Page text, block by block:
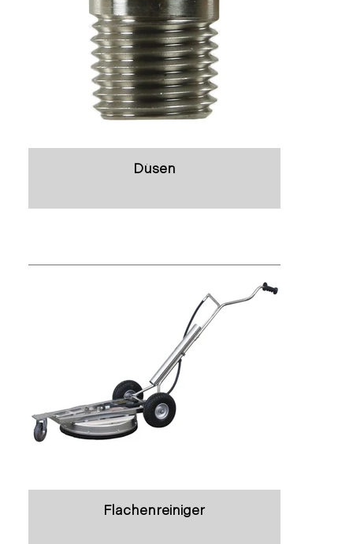
Düsen
Flächenreiniger